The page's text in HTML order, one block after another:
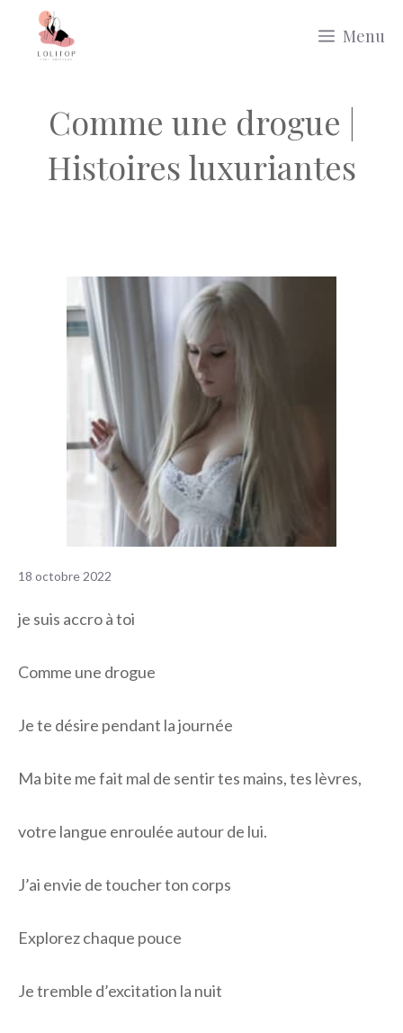
Menu
Comme une drogue |
Histoires luxuriantes
18 octobre 2022
je suis accro à toi
Comme une drogue
Je te désire pendant la journée
Ma bite me fait mal de sentir tes mains, tes lèvres,
votre langue enroulée autour de lui.
J’ai envie de toucher ton corps
Explorez chaque pouce
Je tremble d’excitation la nuit